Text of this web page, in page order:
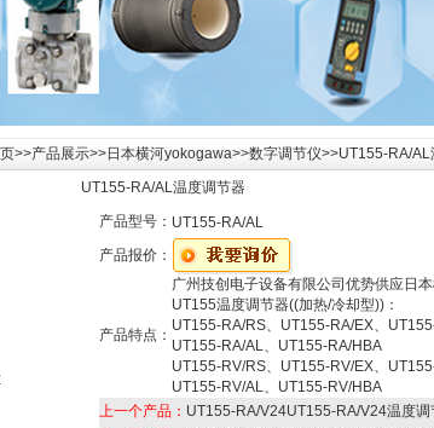
>>产品展示>>日本横河yokogawa>>数字调节仪>>UT155-RA/AL
UT155-RA/AL温度调节器
产品型号： UT155-RA/AL
产品报价：
产品特点：
广州技创电子设备有限公司优势供应日
UT155温度调节器((加热/冷却型))：
UT155-RA/RS、UT155-RA/EX、
UT155-RA/AL、UT155-RA/HBA
UT155-RV/RS、UT155-RV/EX、
UT155-RV/AL、UT155-RV/HBA
上一个产品： UT155-RA/V24UT155-RA/V24温度调